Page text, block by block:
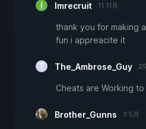
Imrecruit 11 11月
thank you for making
fun i appreacite it
The_Ambrose_Guy
Cheats are Working
Brother_Gunns 3 5月